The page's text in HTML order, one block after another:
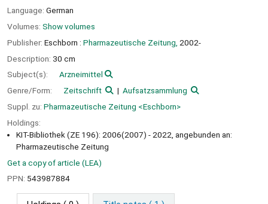
Language: German
Volumes: Show volumes
Publisher: Eschborn : Pharmazeutische Zeitung, 2002-
Description: 30 cm
Subject(s):
Arzneimittel
Genre/Form:
Zeitschrift
Aufsatzsammlung
Suppl. zu: Pharmazeutische Zeitung <Eschborn>
Holdings:
KIT-Bibliothek (ZE 196): 2006(2007) - 2022, angebunden an:
Pharmazeutische Zeitung
Get a copy of article (LEA)
PPN: 543987884